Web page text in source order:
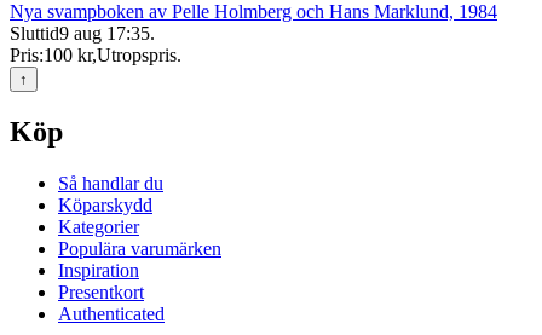
Nya svampboken av Pelle Holmberg och Hans Marklund, 1984
Sluttid9 aug 17:35.
Pris:100 kr,Utropspris.
↑
Köp
Så handlar du
Köparskydd
Kategorier
Populära varumärken
Inspiration
Presentkort
Authenticated